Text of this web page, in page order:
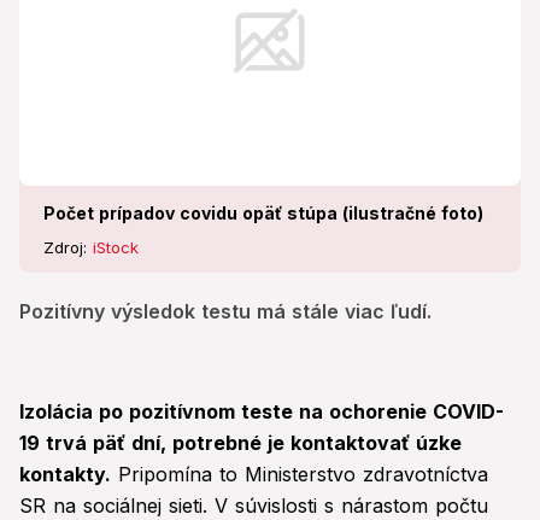
Počet prípadov covidu opäť stúpa (ilustračné foto)
Zdroj: iStock
Pozitívny výsledok testu má stále viac ľudí.
Izolácia po pozitívnom teste na ochorenie COVID-
19 trvá päť dní, potrebné je kontaktovať úzke
kontakty. Pripomína to Ministerstvo zdravotníctva
SR na sociálnej sieti. V súvislosti s nárastom počtu